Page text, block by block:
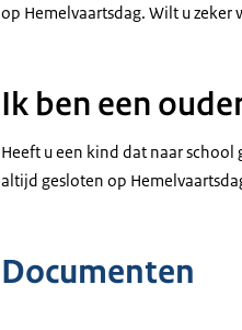
op Hemelvaartsdag. Wilt u zeker
Ik ben een
Heeft u een kind dat naar
altijd gesloten op
Documenten